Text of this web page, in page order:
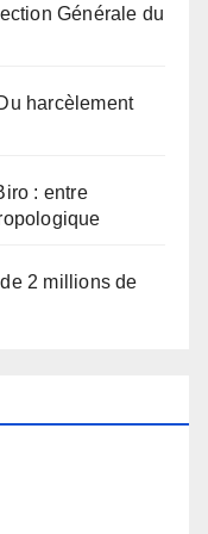
Générale du
harcèlement
: entre
2 millions de